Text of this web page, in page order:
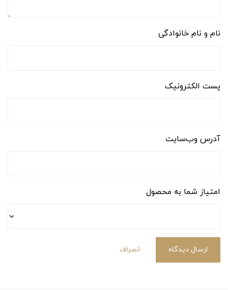
نام و نام خانوادگی
پست الکترونیک
آدرس وب‌سایت
امتیاز شما به محصول
ارسال دیدگاه انصراف